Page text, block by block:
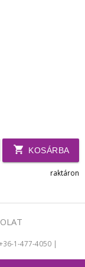
KOSÁRBA
raktáron
1-477-4050|